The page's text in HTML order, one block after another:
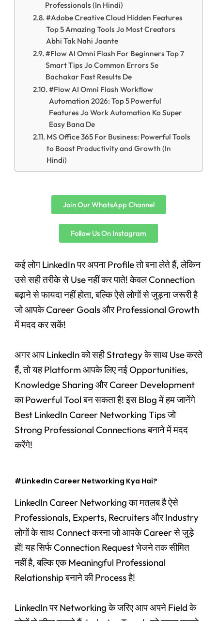
Professionals (In Hindi)
#Adobe Creative Cloud Hidden Features
Top 5 Amazing Tools Jo Most Creators
Abhi Tak Nahi Jaante
#Flow AI Omni Flash For Beginners Top 7
Smart Tips Jo Common Errors Se
Bachakar Fast Results De
#Flow AI Omni Flash Workflow
Automation 2026: Top 5 Powerful
Features Jo Work Automation Ko Super
Easy Bana De
MS Office 365 For Business: Powerful Tools
to Boost Productivity and Growth (In
Hindi)
Join Our WhatsApp Channel
Follow Us On Instagram
कई लोग LinkedIn पर अपना Profile तो बना लेते हैं, लेकिन
उसे सही तरीके से Use नहीं कर पाते! केवल Connection
बढ़ाने से फायदा नहीं होता, बल्कि ऐसे लोगों से जुड़ना जरूरी है
जो आपके Career Goals और Professional Growth
में मदद कर सकें!
अगर आप LinkedIn को सही Strategy के साथ Use करते
हैं, तो यह Platform आपके लिए नई Opportunities,
Knowledge Sharing और Career Development
का Powerful Tool बन सकता है! इस Blog में हम जानेंगे
Best LinkedIn Career Networking Tips जो
Strong Professional Connections बनाने में मदद
करेंगे!
#LinkedIn Career Networking Kya Hai?
LinkedIn Career Networking का मतलब है ऐसे
Professionals, Experts, Recruiters और Industry
लोगों के साथ Connect करना जो आपके Career से जुड़े
हों! यह सिर्फ Connection Request भेजने तक सीमित
नहीं है, बल्कि एक Meaningful Professional
Relationship बनाने की Process है!
LinkedIn पर Networking के जरिए आप अपने Field के